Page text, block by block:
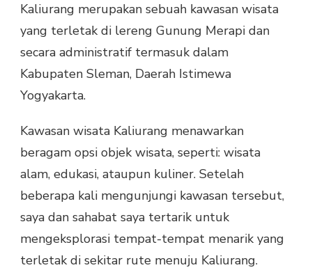
BEBEK
PONDOK
GALIH
Kaliurang merupakan sebuah kawasan wisata
yang terletak di lereng Gunung Merapi dan
secara administratif termasuk dalam
Kabupaten Sleman, Daerah Istimewa
Yogyakarta.
Kawasan wisata Kaliurang menawarkan
beragam opsi objek wisata, seperti: wisata
alam, edukasi, ataupun kuliner. Setelah
beberapa kali mengunjungi kawasan tersebut,
saya dan sahabat saya tertarik untuk
mengeksplorasi tempat-tempat menarik yang
terletak di sekitar rute menuju Kaliurang.